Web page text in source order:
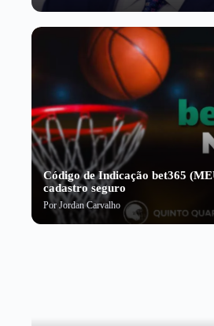
Código de Indicação bet365
cadastro seguro
PorJordan Carvalho